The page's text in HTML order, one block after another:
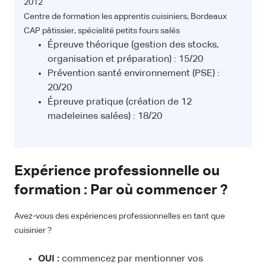
2012
Centre de formation les apprentis cuisiniers, Bordeaux
CAP pâtissier, spécialité petits fours salés
Épreuve théorique (gestion des stocks,
organisation et préparation) : 15/20
Prévention santé environnement (PSE) :
20/20
Épreuve pratique (création de 12
madeleines salées) : 18/20
Expérience professionnelle ou
formation : Par où commencer ?
Avez-vous des expériences professionnelles en tant que
cuisinier ?
OUI : commencez par mentionner vos